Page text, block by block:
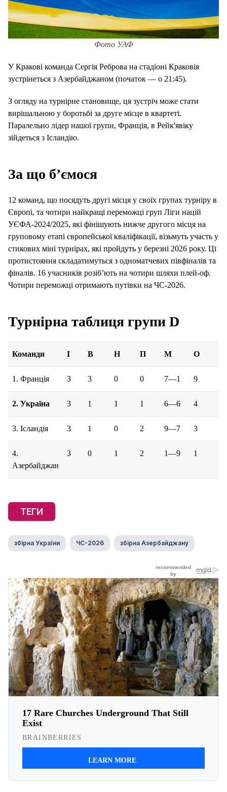
Фото УАФ
У Кракові команда Сергія Реброва на стадіоні Краковія
зустрінеться з Азербайджаном (початок — о 21:45).
З огляду на турнірне становище, ця зустріч може стати
вирішальною у боротьбі за друге місце в квартеті.
Паралельно лідер нашої групи, Франція, в Рейк'явіку
зійдеться з Ісландію.
За що б’ємося
12 команд, що посядуть другі місця у своїх групах турніру в
Європі, та чотири найкращі переможці груп Ліги націй
УЄФА-2024/2025, які фінішують нижче другого місця на
груповому етапі європейської кваліфікації, візьмуть участь у
стикових міні турнірах, які пройдуть у березні 2026 року. Ці
протистояння складатимуться з одноматчевих півфіналів та
фіналів. 16 учасників розіб’ють на чотири шляхи плей-оф.
Чотири переможці отримають путівки на ЧС-2026.
Турнірна таблиця групи D
Команди І В Н П М О
1. Франція 3 3 0 0 7—1 9
2. Україна 3 1 1 1 6—6 4
3. Ісландія 3 1 0 2 9—7 3
4.
Азербайджан
3 0 1 2 1—9 1
ТЕГИ
збірна України ЧС-2026 збірна Азербайджану